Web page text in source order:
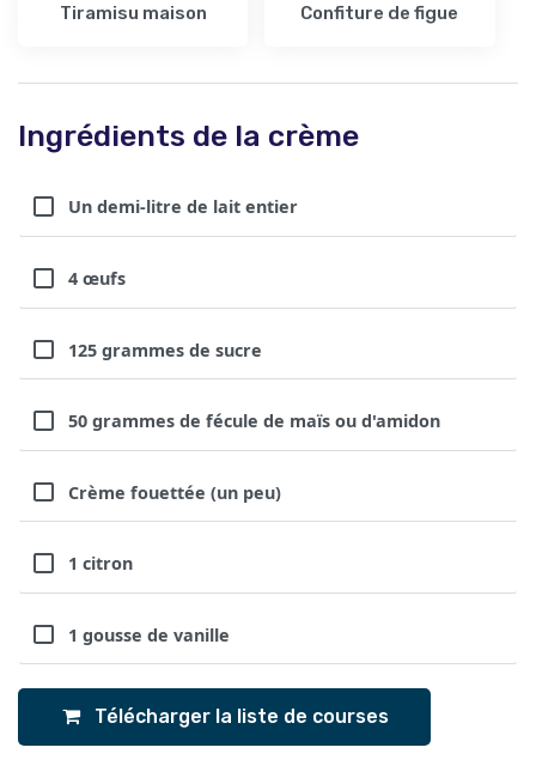
Tiramisu maison Confiture de figue
Ingrédients de la crème
Un demi-litre de lait entier
4 œufs
125 grammes de sucre
50 grammes de fécule de maïs ou d'amidon
Crème fouettée (un peu)
1 citron
1 gousse de vanille
Télécharger la liste de courses